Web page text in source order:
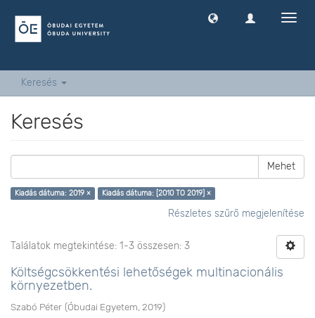
Keresés
Keresés
Mehet
Kiadás dátuma: 2019 × Kiadás dátuma: [2010 TO 2019] ×
Részletes szűrő megjelenítése
Találatok megtekintése: 1-3 összesen: 3
Költségcsökkentési lehetőségek multinacionális
környezetben.
Szabó Péter (Óbudai Egyetem 2019)